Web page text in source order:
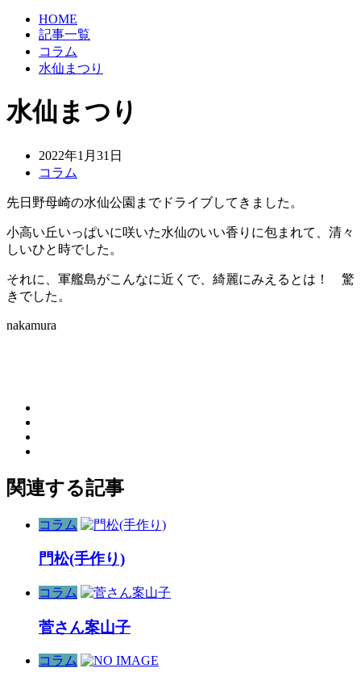
HOME
記事一覧
コラム
水仙まつり
水仙まつり
2022年1月31日
コラム
先日野母崎の水仙公園までドライブしてきました。
小高い丘いっぱいに咲いた水仙のいい香りに包まれて、清々
しいひと時でした。
それに、軍艦島がこんなに近くで、綺麗にみえるとは！ 驚
きでした。
nakamura
関連する記事
コラム
門松(手作り)
コラム
菅さん案山子
コラム